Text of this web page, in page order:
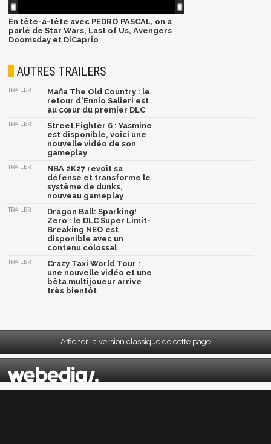
En tête-à-tête avec PEDRO PASCAL, on a
parlé de Star Wars, Last of Us, Avengers
Doomsday et DiCaprio
AUTRES TRAILERS
TRAILER
Mafia The Old Country : le
retour d'Ennio Salieri est
au cœur du premier DLC
TRAILER
Street Fighter 6 : Yasmine
est disponible, voici une
nouvelle vidéo de son
gameplay
TRAILER
NBA 2K27 revoit sa
défense et transforme le
système de dunks,
nouveau gameplay
TRAILER
Dragon Ball: Sparking!
Zero : le DLC Super Limit-
Breaking NEO est
disponible avec un
contenu colossal
TRAILER
Crazy Taxi World Tour :
une nouvelle vidéo et une
bêta multijoueur arrive
très bientôt
Afficher la version classique de cette page